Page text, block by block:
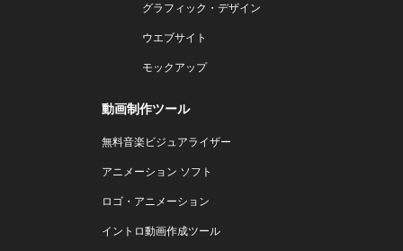
グラフィック・デザイン
ウエブサイト
モックアップ
動画制作ツール
無料音楽ビジュアライザー
アニメーション ソフト
ロゴ・アニメーション
イントロ動画作成ツール